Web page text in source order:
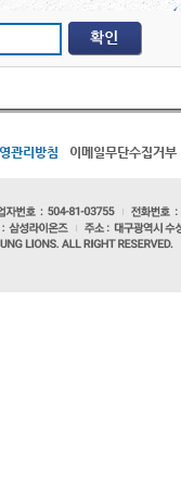
관리방침 이메일무단수집거부